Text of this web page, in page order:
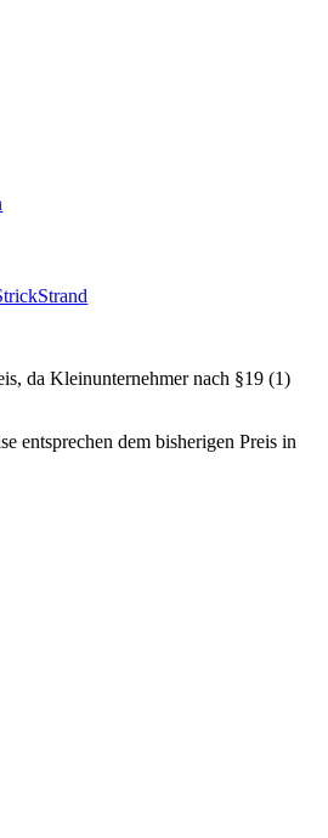
da Kleinunternehmer nach §19 (1)
entsprechen dem bisherigen Preis in